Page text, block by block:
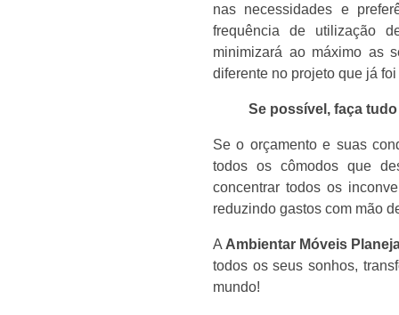
nas necessidades e
frequência de utilização
minimizará ao máximo as
diferente no projeto que já
Se possível, faça
Se o orçamento e suas
todos os cômodos que
concentrar todos os
reduzindo gastos com mão
A Ambientar Móveis
todos os seus sonhos,
mundo!